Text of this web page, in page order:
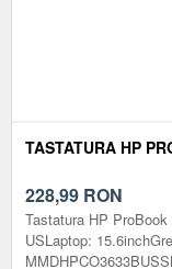
TASTATURA HP
228,99 RON
Tastatura HP
USLaptop: